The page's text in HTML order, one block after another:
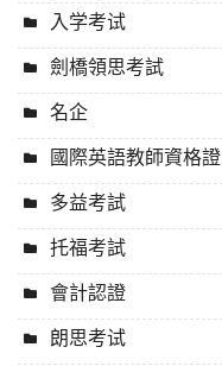
入学考试
劍橋領思考試
名企
國際英語教師資格證
多益考試
托福考試
會計認證
朗思考试